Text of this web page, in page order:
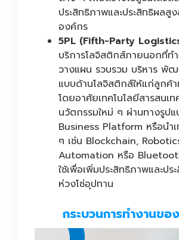
ประสิทธิภาพและประสิทธิผลสู
องค์กร
5PL (Fifth-Party
บริการโลจิสติกส์ภายนอกที่ท
วางแผน รวบรวม บริหาร พั
แบบด้านโลจิสติกส์ให้แก่ลูกค้
โดยอาศัยเทคโนโลยีสารสนเท
นวัตกรรมใหม่ ๆ ผ่านทางรูป
Business Platform หรือนำ
ๆ เช่น Blockchain,
Automation หรือ
ใช้เพื่อเพิ่มประสิทธิภาพและป
ห่วงโซ่อุปทาน
กระบวนการทำงานขอ